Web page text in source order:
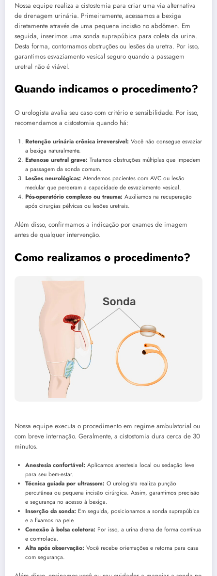
Nossa equipe realiza a cistostomia para criar uma via alternativa
de drenagem urinária. Primeiramente, acessamos a bexiga
diretamente através de uma pequena incisão no abdômen. Em
seguida, inserimos uma sonda suprapúbica para coleta da urina.
Desta forma, contornamos obstruções ou lesões da uretra. Por isso,
garantimos esvaziamento vesical seguro quando a passagem
uretral não é viável.
Quando indicamos o procedimento?
O urologista avalia seu caso com critério e sensibilidade. Por isso,
recomendamos a cistostomia quando há:
Retenção urinária crônica irreversível: Você não consegue esvaziar
a bexiga naturalmente.
Estenose uretral grave: Tratamos obstruções múltiplas que impedem
a passagem da sonda comum.
Lesões neurológicas: Atendemos pacientes com AVC ou lesão
medular que perderam a capacidade de esvaziamento vesical.
Pós-operatório complexo ou trauma: Auxiliamos na recuperação
após cirurgias pélvicas ou lesões uretrais.
Além disso, confirmamos a indicação por exames de imagem
antes de qualquer intervenção.
Como realizamos o procedimento?
Nossa equipe executa o procedimento em regime ambulatorial ou
com breve internação. Geralmente, a cistostomia dura cerca de 30
minutos.
Anestesia confortável: Aplicamos anestesia local ou sedação leve
para seu bem-estar.
Técnica guiada por ultrassom: O urologista realiza punção
percutânea ou pequena incisão cirúrgica. Assim, garantimos precisão
e segurança no acesso à bexiga.
Inserção da sonda: Em seguida, posicionamos a sonda suprapúbica
e a fixamos na pele.
Conexão à bolsa coletora: Por isso, a urina drena de forma contínua
e controlada.
Alta após observação: Você recebe orientações e retorna para casa
com segurança.